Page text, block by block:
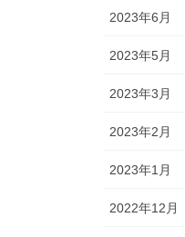
2023年6月
2023年5月
2023年3月
2023年2月
2023年1月
2022年12月